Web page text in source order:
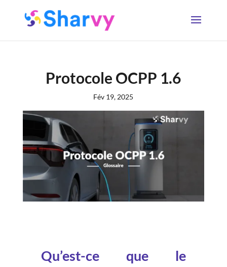
Protocole OCPP 1.6
Fév 19, 2025
Qu’est-ce que le